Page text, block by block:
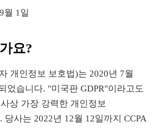
월 1일
요?
개인정보 보호법)는 2020년 7월
었습니다. "미국판 GDPR"이라고도
상 가장 강력한 개인정보
당사는 2022년 12월 12일까지 CCPA